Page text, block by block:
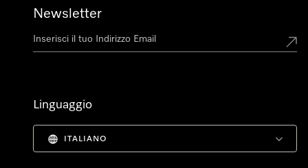
Newsletter
Linguaggio
ITALIANO